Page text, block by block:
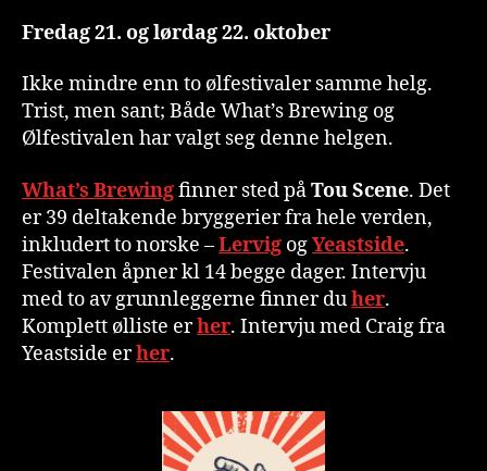
Fredag 21. og lørdag 22. oktober
Ikke mindre enn to ølfestivaler samme helg.
Trist, men sant; Både What’s Brewing og
Ølfestivalen har valgt seg denne helgen.
What’s Brewingfinner sted påTou Scene. Det
er 39 deltakende bryggerier fra hele verden,
inkludert to norske –Lervig ogYeastside.
Festivalen åpner kl 14 begge dager. Intervju
med to av grunnleggerne finner duher.
Komplett ølliste erher. Intervju med Craig fra
Yeastside erher.